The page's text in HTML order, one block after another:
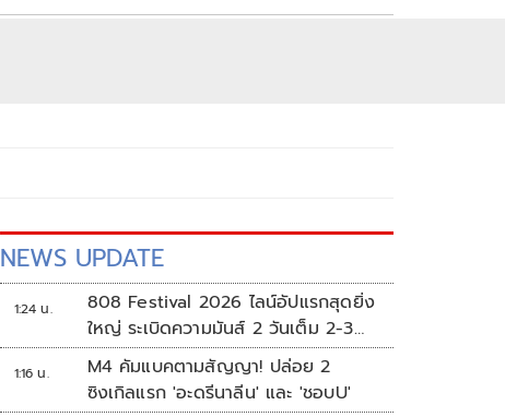
NEWS UPDATE
1:24 น.
808 Festival 2026 ไลน์อัปแรกสุดยิ่ง
ใหญ่ ระเบิดความมันส์ 2 วันเต็ม 2-3
ต.ค.นี้
1:16 น.
M4 คัมแบคตามสัญญา! ปล่อย 2
ซิงเกิลแรก 'อะดรีนาลีน' และ 'ชอบU'